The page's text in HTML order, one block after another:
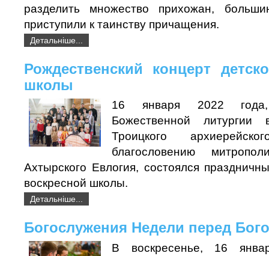
разделить множество прихожан,
приступили к таинству причащения.
Детальніше...
Рождественский концерт
школы
16 января 2022
Божественной
Троицкого
благословению
Ахтырского Евлогия, состоялся
воскресной школы.
Детальніше...
Богослужения Недели перед
В воскресенье, 16